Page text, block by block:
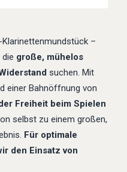
–
große, mühelos
suchen. Mit
einer Bahnöffnung von
Freiheit beim Spielen
selbst zu einem großen,
Für optimale
den Einsatz von